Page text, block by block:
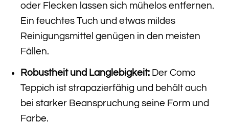
oder Flecken lassen sich mühelos entfernen.
Ein feuchtes Tuch und etwas mildes
Reinigungsmittel genügen in den meisten
Fällen.
Robustheit und Langlebigkeit:Der Como
Teppich ist strapazierfähig und behält auch
bei starker Beanspruchung seine Form und
Farbe.